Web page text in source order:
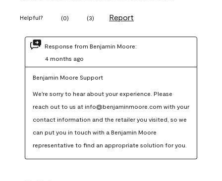
Helpful? (0) (3) Report
Response from Benjamin Moore:
4 months ago
Benjamin Moore Support
We're sorry to hear about your experience. Please
reach out to us at info@benjaminmoore.com with your
contact information and the retailer you visited, so we
can put you in touch with a Benjamin Moore
representative to find an appropriate solution for you.